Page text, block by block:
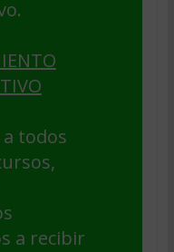
todos
a recibir